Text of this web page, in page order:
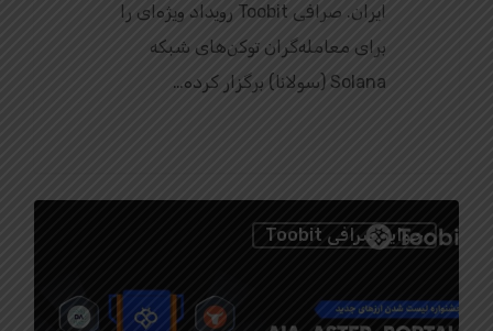
ایران. صرافی Toobit رویداد ویژه‌ای را
برای معامله‌گران توکن‌های شبکه
Solana (سولانا) برگزار کرده…
جوایز صرافی Toobit 0